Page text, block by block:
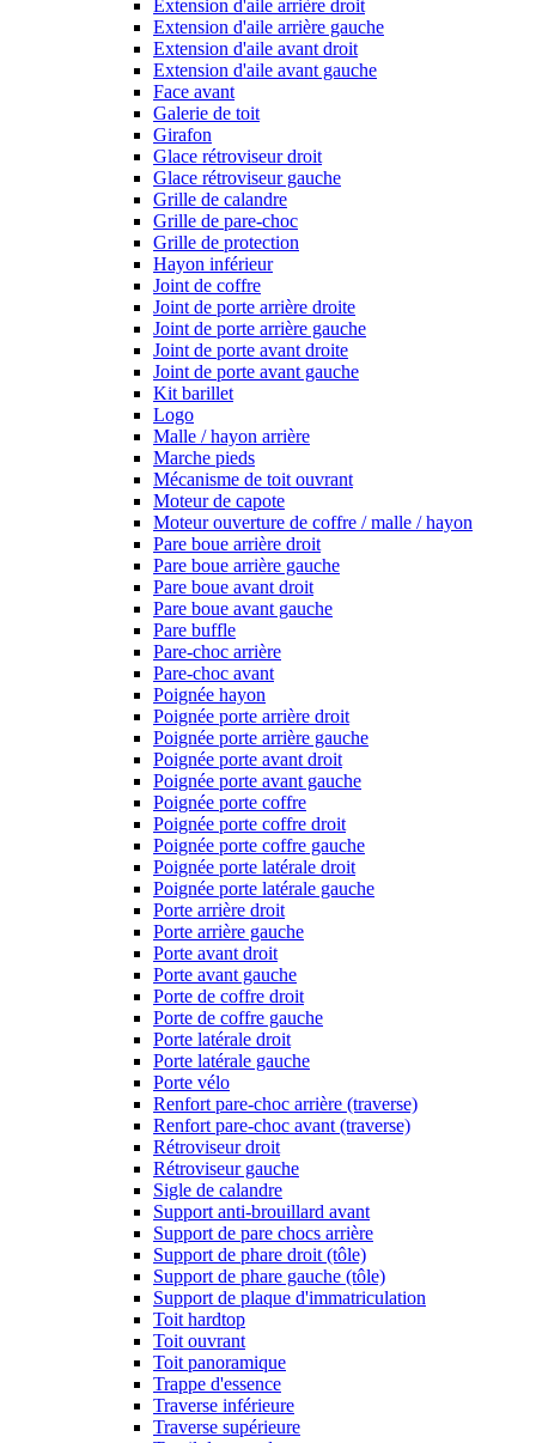
Extension d'aile arrière droit
Extension d'aile arrière gauche
Extension d'aile avant droit
Extension d'aile avant gauche
Face avant
Galerie de toit
Girafon
Glace rétroviseur droit
Glace rétroviseur gauche
Grille de calandre
Grille de pare-choc
Grille de protection
Hayon inférieur
Joint de coffre
Joint de porte arrière droite
Joint de porte arrière gauche
Joint de porte avant droite
Joint de porte avant gauche
Kit barillet
Logo
Malle / hayon arrière
Marche pieds
Mécanisme de toit ouvrant
Moteur de capote
Moteur ouverture de coffre / malle / hayon
Pare boue arrière droit
Pare boue arrière gauche
Pare boue avant droit
Pare boue avant gauche
Pare buffle
Pare-choc arrière
Pare-choc avant
Poignée hayon
Poignée porte arrière droit
Poignée porte arrière gauche
Poignée porte avant droit
Poignée porte avant gauche
Poignée porte coffre
Poignée porte coffre droit
Poignée porte coffre gauche
Poignée porte latérale droit
Poignée porte latérale gauche
Porte arrière droit
Porte arrière gauche
Porte avant droit
Porte avant gauche
Porte de coffre droit
Porte de coffre gauche
Porte latérale droit
Porte latérale gauche
Porte vélo
Renfort pare-choc arrière (traverse)
Renfort pare-choc avant (traverse)
Rétroviseur droit
Rétroviseur gauche
Sigle de calandre
Support anti-brouillard avant
Support de pare chocs arrière
Support de phare droit (tôle)
Support de phare gauche (tôle)
Support de plaque d'immatriculation
Toit hardtop
Toit ouvrant
Toit panoramique
Trappe d'essence
Traverse inférieure
Traverse supérieure